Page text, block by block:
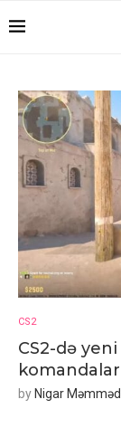
CS2
CS2-də
by Nigar